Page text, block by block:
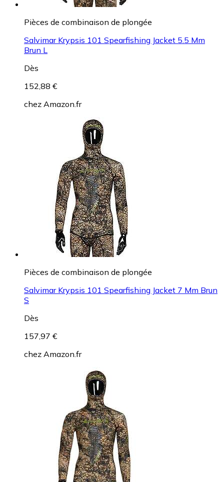
Pièces de combinaison de plongée
Salvimar Krypsis 101 Spearfishing Jacket 5.5 Mm
Brun L
Dès
152,88 €
chez Amazon.fr
Pièces de combinaison de plongée
Salvimar Krypsis 101 Spearfishing Jacket 7 Mm Brun
S
Dès
157,97 €
chez Amazon.fr